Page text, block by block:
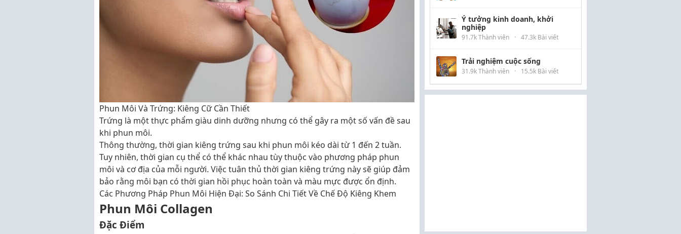
Phun Môi Và Trứng: Kiêng Cữ Cần Thiết
Trứng là một thực phẩm giàu dinh dưỡng nhưng có thể gây ra một số vấn đề sau
khi phun môi.
Thông thường, thời gian kiêng trứng sau khi phun môi kéo dài từ 1 đến 2 tuần.
Tuy nhiên, thời gian cụ thể có thể khác nhau tùy thuộc vào phương pháp phun
môi và cơ địa của mỗi người. Việc tuân thủ thời gian kiêng trứng này sẽ giúp đảm
bảo rằng môi bạn có thời gian hồi phục hoàn toàn và màu mực được ổn định.
Các Phương Pháp Phun Môi Hiện Đại: So Sánh Chi Tiết Về Chế Độ Kiêng Khem
Phun Môi Collagen
Đặc Điểm
Ý tưởng kinh doanh, khởi
nghiệp
91.7k Thành viên · 47.3k Bài viết
Trải nghiệm cuộc sống
31.9k Thành viên · 15.5k Bài viết